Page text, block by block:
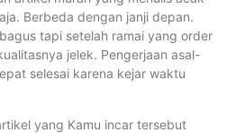
Berbeda dengan janji depan.
tapi setelah ramai yang order
jelek. Pengerjaan asal-
selesai karena kejar waktu
yang Kamu incar tersebut